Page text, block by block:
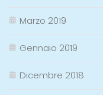
Marzo 2019
Gennaio 2019
Dicembre 2018